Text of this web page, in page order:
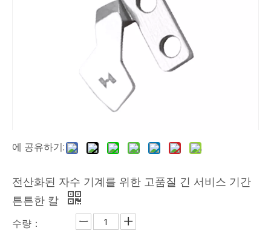
에 공유하기:
전산화된 자수 기계를 위한 고품질 긴 서비스 기간
튼튼한 칼
수량：